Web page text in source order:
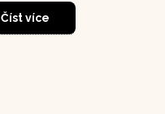
Číst více